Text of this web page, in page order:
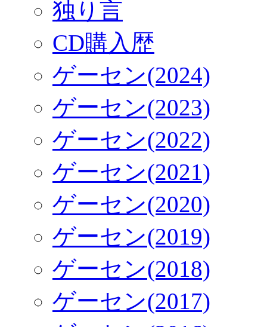
独り言
CD購入歴
ゲーセン(2024)
ゲーセン(2023)
ゲーセン(2022)
ゲーセン(2021)
ゲーセン(2020)
ゲーセン(2019)
ゲーセン(2018)
ゲーセン(2017)